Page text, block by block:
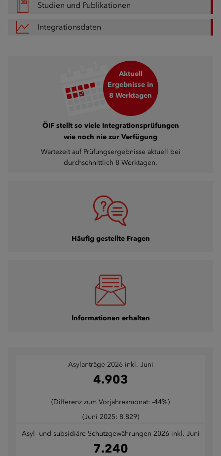
Studien und Publikationen
Integrationsdaten
Aktuell
Ergebnisse in
8 Werktagen
ÖIF stellt so viele Integrationsprüfungen
wie noch nie zur Verfügung
Wartezeit auf Prüfungsergebnisse aktuell bei
durchschnittlich 8 Werktagen.
Häufig gestellte Fragen
Informationen erhalten
Asylanträge 2026 inkl. Juni
4.903
(Differenz zum Vorjahresmonat: -44%)
(Juni 2025: 8.829)
Asyl- und subsidiäre Schutzgewährungen 2026 inkl. Juni
7.240